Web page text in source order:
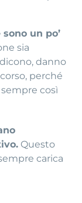
un po’
sia
danno
perché
così
Questo
carica